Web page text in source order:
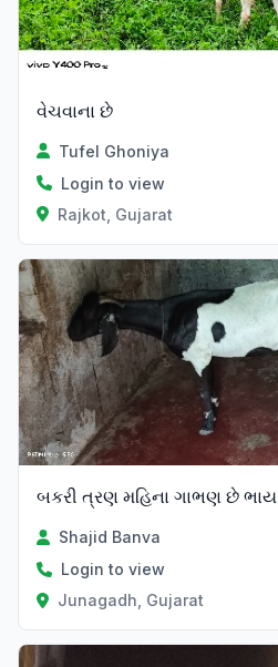
વેચવાના છે
Tufel Ghoniya
Login to view
Rajkot, Gujarat
બકરી ત્રણ મહિના ગાભણ છે ભાય
Shajid Banva
Login to view
Junagadh, Gujarat